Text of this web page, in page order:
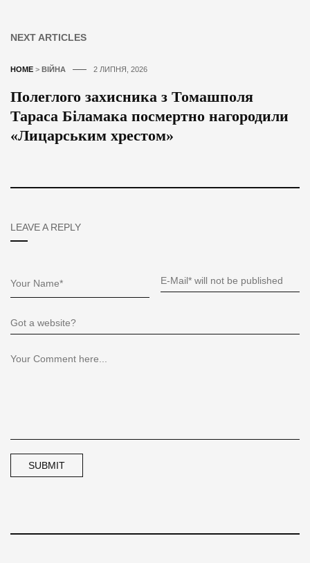
NEXT ARTICLES
HOME > ВІЙНА 2 ЛИПНЯ, 2026
Полеглого захисника з Томашполя
Тараса Біламака посмертно нагородили
«Лицарським хрестом»
LEAVE A REPLY